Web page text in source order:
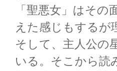
「聖悪女」はそ
えた感じもするが
そして、主人公の
いる。そこから読